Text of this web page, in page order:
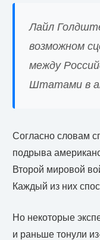
Лайл
возможном
между
Штатами в
Согласно словам
подрыва
Второй мировой
Каждый из них
Но некоторые
и раньше тонули